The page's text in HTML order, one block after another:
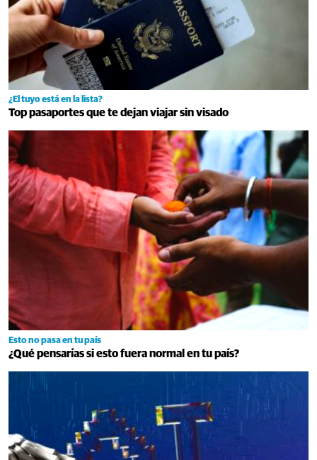
¿El tuyo está en la lista?
Top pasaportes que te dejan viajar sin visado
Esto no pasa en tu país
¿Qué pensarías si esto fuera normal en tu país?